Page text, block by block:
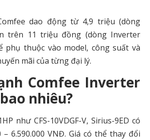
dao động từ 4,9 triệu (dòng
trên 11 triệu đồng (dòng Inverter
phụ thuộc vào model, công suất và
mãi của từng đại lý.
Comfee Inverter
nhiêu?
như CFS-10VDGF-V, Sirius-9ED có
– 6.590.000 VNĐ. Giá có thể thay đổi